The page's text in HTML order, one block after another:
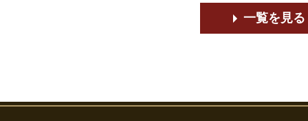
一覧を見る